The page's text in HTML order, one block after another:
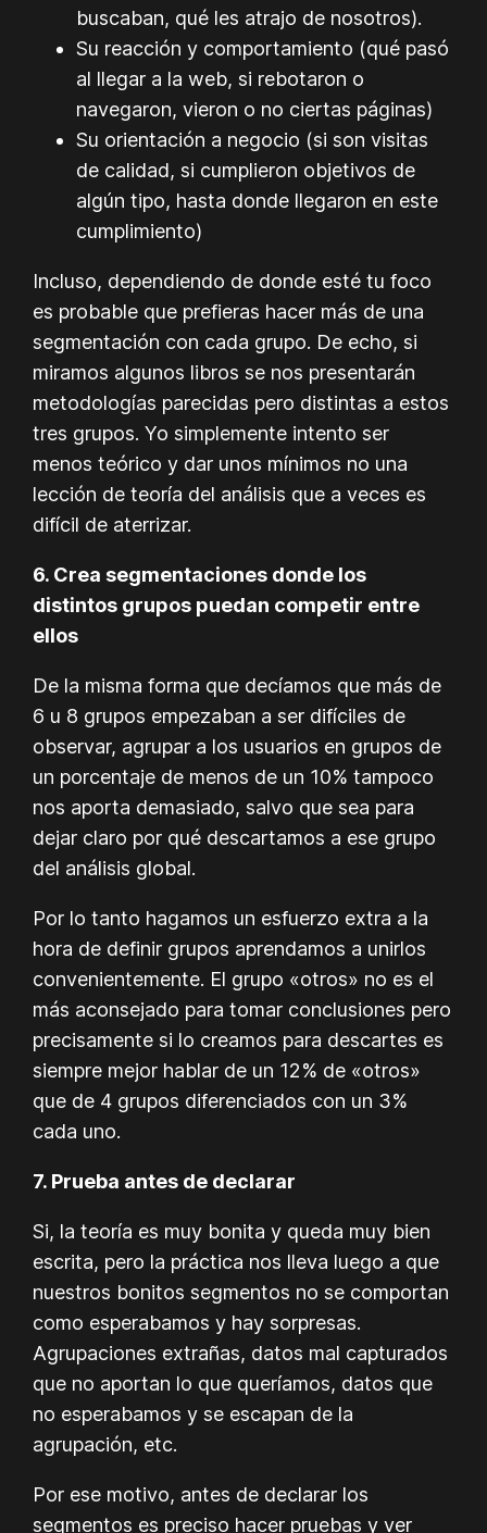
buscaban, qué les atrajo de nosotros).
Su reacción y comportamiento (qué pasó
al llegar a la web, si rebotaron o
navegaron, vieron o no ciertas páginas)
Su orientación a negocio (si son visitas
de calidad, si cumplieron objetivos de
algún tipo, hasta donde llegaron en este
cumplimiento)
Incluso, dependiendo de donde esté tu foco
es probable que prefieras hacer más de una
segmentación con cada grupo. De echo, si
miramos algunos libros se nos presentarán
metodologías parecidas pero distintas a estos
tres grupos. Yo simplemente intento ser
menos teórico y dar unos mínimos no una
lección de teoría del análisis que a veces es
difícil de aterrizar.
6. Crea segmentaciones donde los
distintos grupos puedan competir entre
ellos
De la misma forma que decíamos que más de
6 u 8 grupos empezaban a ser difíciles de
observar, agrupar a los usuarios en grupos de
un porcentaje de menos de un 10% tampoco
nos aporta demasiado, salvo que sea para
dejar claro por qué descartamos a ese grupo
del análisis global.
Por lo tanto hagamos un esfuerzo extra a la
hora de definir grupos aprendamos a unirlos
convenientemente. El grupo «otros» no es el
más aconsejado para tomar conclusiones pero
precisamente si lo creamos para descartes es
siempre mejor hablar de un 12% de «otros»
que de 4 grupos diferenciados con un 3%
cada uno.
7. Prueba antes de declarar
Si, la teoría es muy bonita y queda muy bien
escrita, pero la práctica nos lleva luego a que
nuestros bonitos segmentos no se comportan
como esperabamos y hay sorpresas.
Agrupaciones extrañas, datos mal capturados
que no aportan lo que queríamos, datos que
no esperabamos y se escapan de la
agrupación, etc.
Por ese motivo, antes de declarar los
segmentos es preciso hacer pruebas y ver